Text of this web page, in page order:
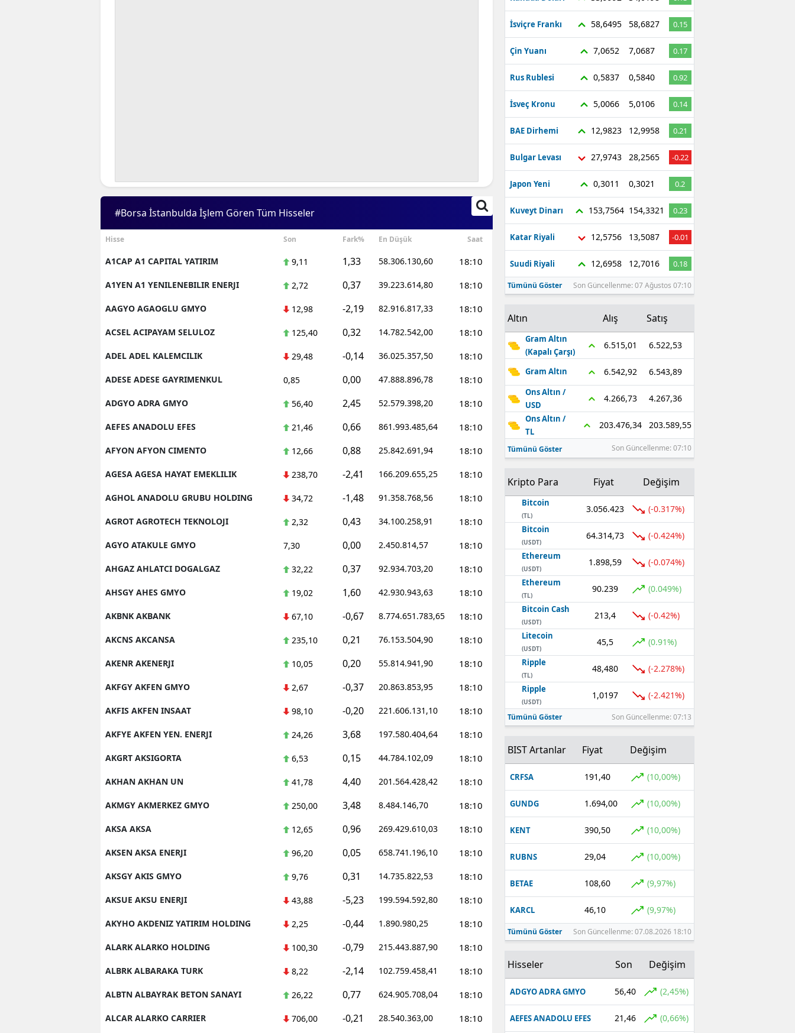
#Borsa İstanbulda İşlem Gören Tüm Hisseler
Hisse Son Fark% En Düşük Saat
A1CAP A1 CAPITAL YATIRIM 9,11 1,33 58.306.130,60 18:10
A1YEN A1 YENILENEBILIR ENERJI 2,72 0,37 39.223.614,80 18:10
AAGYO AGAOGLU GMYO 12,98 -2,19 82.916.817,33 18:10
ACSEL ACIPAYAM SELULOZ 125,40 0,32 14.782.542,00 18:10
ADEL ADEL KALEMCILIK 29,48 -0,14 36.025.357,50 18:10
ADESE ADESE GAYRIMENKUL 0,85 0,00 47.888.896,78 18:10
ADGYO ADRA GMYO 56,40 2,45 52.579.398,20 18:10
AEFES ANADOLU EFES 21,46 0,66 861.993.485,64 18:10
AFYON AFYON CIMENTO 12,66 0,88 25.842.691,94 18:10
AGESA AGESA HAYAT EMEKLILIK 238,70 -2,41 166.209.655,25 18:10
AGHOL ANADOLU GRUBU HOLDING 34,72 -1,48 91.358.768,56 18:10
AGROT AGROTECH TEKNOLOJI 2,32 0,43 34.100.258,91 18:10
AGYO ATAKULE GMYO 7,30 0,00 2.450.814,57 18:10
AHGAZ AHLATCI DOGALGAZ 32,22 0,37 92.934.703,20 18:10
AHSGY AHES GMYO 19,02 1,60 42.930.943,63 18:10
AKBNK AKBANK 67,10 -0,67 8.774.651.783,65 18:10
AKCNS AKCANSA 235,10 0,21 76.153.504,90 18:10
AKENR AKENERJI 10,05 0,20 55.814.941,90 18:10
AKFGY AKFEN GMYO 2,67 -0,37 20.863.853,95 18:10
AKFIS AKFEN INSAAT 98,10 -0,20 221.606.131,10 18:10
AKFYE AKFEN YEN. ENERJI 24,26 3,68 197.580.404,64 18:10
AKGRT AKSIGORTA 6,53 0,15 44.784.102,09 18:10
AKHAN AKHAN UN 41,78 4,40 201.564.428,42 18:10
AKMGY AKMERKEZ GMYO 250,00 3,48 8.484.146,70 18:10
AKSA AKSA 12,65 0,96 269.429.610,03 18:10
AKSEN AKSA ENERJI 96,20 0,05 658.741.196,10 18:10
AKSGY AKIS GMYO 9,76 0,31 14.735.822,53 18:10
AKSUE AKSU ENERJI 43,88 -5,23 199.594.592,80 18:10
AKYHO AKDENIZ YATIRIM HOLDING 2,25 -0,44 1.890.980,25 18:10
ALARK ALARKO HOLDING 100,30 -0,79 215.443.887,90 18:10
ALBRK ALBARAKA TURK 8,22 -2,14 102.759.458,41 18:10
ALBTN ALBAYRAK BETON SANAYI 26,22 0,77 624.905.708,04 18:10
ALCAR ALARKO CARRIER 706,00 -0,21 28.540.363,00 18:10
İsviçre Frankı 58,6495 58,6827 0.15
Çin Yuanı 7,0652 7,0687 0.17
Rus Rublesi 0,5837 0,5840 0.92
İsveç Kronu 5,0066 5,0106 0.14
BAE Dirhemi 12,9823 12,9958 0.21
Bulgar Levası 27,9743 28,2565 -0.22
Japon Yeni 0,3011 0,3021 0.2
Kuveyt Dinarı 153,7564 154,3321 0.23
Katar Riyali 12,5756 13,5087 -0.01
Suudi Riyali 12,6958 12,7016 0.18
Tümünü Göster Son Güncellenme: 07 Ağustos 07:10
Altın Alış Satış
Gram Altın
(Kapalı Çarşı)
6.515,01 6.522,53
Gram Altın 6.542,92 6.543,89
Ons Altın /
USD
4.266,73 4.267,36
Ons Altın /
TL
203.476,34 203.589,55
Tümünü Göster Son Güncellenme: 07:10
Kripto Para Fiyat Değişim
Bitcoin
(TL)
3.056.423 (-0.317%)
Bitcoin
(USDT)
64.314,73 (-0.424%)
Ethereum
(USDT)
1.898,59 (-0.074%)
Ethereum
(TL)
90.239 (0.049%)
Bitcoin Cash
(USDT)
213,4 (-0.42%)
Litecoin
(USDT)
45,5 (0.91%)
Ripple
(TL)
48,480 (-2.278%)
Ripple
(USDT)
1,0197 (-2.421%)
Tümünü Göster Son Güncellenme: 07:13
BIST Artanlar Fiyat Değişim
CRFSA 191,40 (10,00%)
GUNDG 1.694,00 (10,00%)
KENT 390,50 (10,00%)
RUBNS 29,04 (10,00%)
BETAE 108,60 (9,97%)
KARCL 46,10 (9,97%)
Tümünü Göster Son Güncellenme: 07.08.2026 18:10
Hisseler Son Değişim
ADGYO ADRA GMYO 56,40 (2,45%)
AEFES ANADOLU EFES 21,46 (0,66%)